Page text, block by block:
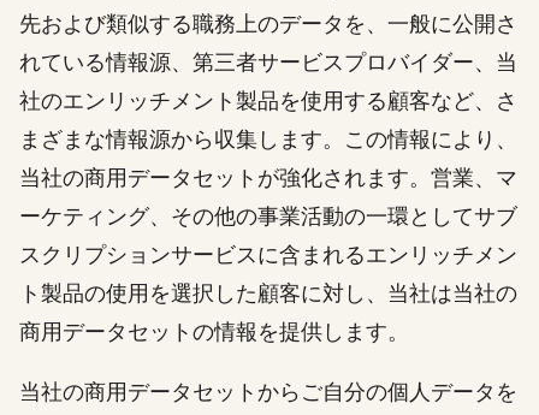
先および類似する職務上のデータを、一般に公開さ
れている情報源、第三者サービスプロバイダー、当
社のエンリッチメント製品を使用する顧客など、さ
まざまな情報源から収集します。この情報により、
当社の商用データセットが強化されます。営業、マ
ーケティング、その他の事業活動の一環としてサブ
スクリプションサービスに含まれるエンリッチメン
ト製品の使用を選択した顧客に対し、当社は当社の
商用データセットの情報を提供します。
当社の商用データセットからご自分の個人データを